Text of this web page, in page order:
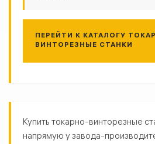
ПЕРЕЙТИ К КАТАЛОГУ
ВИНТОРЕЗНЫЕ СТАНКИ
Токарно-
Купить токарно-винторезные
напрямую у завода-